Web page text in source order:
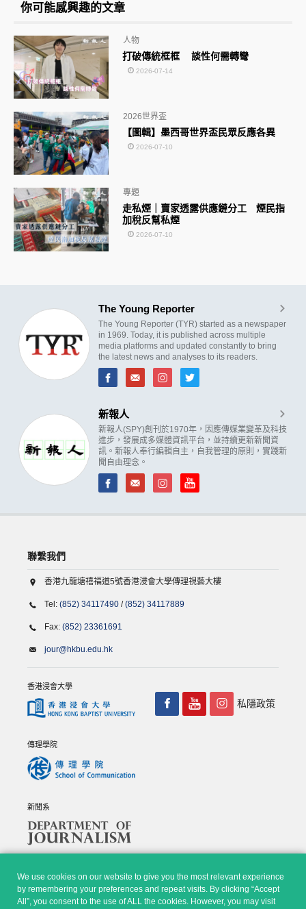
你可能感興趣的文章
打破傳統框框 談性何需轉彎
人物
2026-07-14
【圖輯】墨西哥世界盃民眾反應各異
2026世界盃
2026-07-10
走私煙｜賣家透露供應鏈分工 煙民指
加稅反幫私煙
專題
2026-07-10
The Young Reporter
The Young Reporter (TYR) started as a newspaper
in 1969. Today, it is published across multiple
media platforms and updated constantly to bring
the latest news and analyses to its readers.
新報人
新報人(SPY)創刊於1970年，因應傳媒業變革及科技
進步，發展成多媒體資訊平台，並持續更新新聞資
訊。新報人奉行編輯自主，自我管理的原則，實踐新
聞自由理念。
We use cookies on our website to give you the most relevant experience
by remembering your preferences and repeat visits. By clicking “Accept
All”, you consent to the use of ALL the cookies. However, you may visit
聯繫我們
香港九龍塘禧福道5號香港浸會大學傳理視藝大樓
Tel: (852) 34117490 /(852) 34117889
Fax: (852) 23361691
jour@hkbu.edu.hk
香港浸會大學
傳理學院
新聞系
私隱政策
© Copyright 2026 - 香港浸會大學傳理學院, 新聞系 |Privacy